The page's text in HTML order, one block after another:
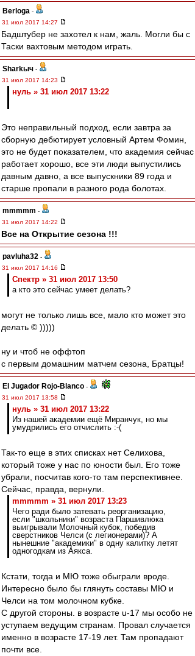
Berloga -
31 июл 2017 14:27
Бадштубер не захотел к нам, жаль. Могли бы с
Таски вахтовым методом играть.
Sharkыч -
31 июл 2017 14:23
нуль » 31 июл 2017 13:22
Это неправильный подход, если завтра за
сборную дебютирует условный Артем Фомин,
это не будет показателем, что академия сейчас
работает хорошо, все эти люди выпустились
давным давно, а все выпускники 89 года и
старше пропали в разного рода болотах.
mmmmm -
31 июл 2017 14:22
Все на Открытие сезона !!!
pavluha32 -
31 июл 2017 14:16
Спектр » 31 июл 2017 13:50
а кто это сейчас умеет делать?
могут не только лишь все, мало кто может это
делать © )))))
ну и чтоб не оффтоп
с первым домашним матчем сезона, Братцы!
El Jugador Rojo-Blanco -
31 июл 2017 13:58
нуль » 31 июл 2017 13:22
Из нашей академии ещё Миранчук, но мы
умудрились его отчислить :-(
Так-то еще в этих списках нет Селихова,
который тоже у нас по юности был. Его тоже
убрали, посчитав кого-то там перспективнее.
Сейчас, правда, вернули.
mmmmm » 31 июл 2017 13:23
Чего ради было затевать реорганизацию,
если "школьники" возраста Паршивлюка
выигрывали Молочный кубок, победив
сверстников Челси (с легионерами)? А
нынешние "академики" в одну калитку летят
одногодкам из Аякса.
Кстати, тогда и МЮ тоже обыграли вроде.
Интересно было бы глянуть составы МЮ и
Челси на том молочном кубке.
С другой стороны. в возрасте u-17 мы особо не
уступаем ведущим странам. Провал случается
именно в возрасте 17-19 лет. Там пропадают
почти все.